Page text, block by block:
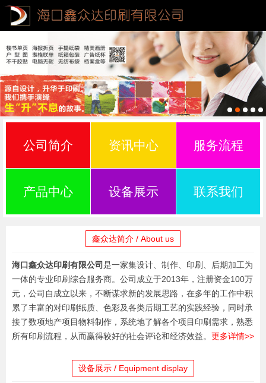
公司简介 资讯中心 服务流程
产品中心 设备展示 联系我们
鑫众达简介 / About us
海口鑫众达印刷有限公司是一家集设计、制作、印刷、后期加工为
一体的专业印刷综合服务商。公司成立于2013年，注册资金100万
元，公司自成立以来，不断谋求新的发展思路，在多年的工作中积
累了丰富的对印刷纸质、色彩及各类后期工艺的实践经验，同时承
接了数项地产项目物料制作，系统地了解各个项目印刷需求，熟悉
所有印刷流程，从而赢得较好的社会评论和经济效益。 更多详情>>
设备展示 / Equipment display